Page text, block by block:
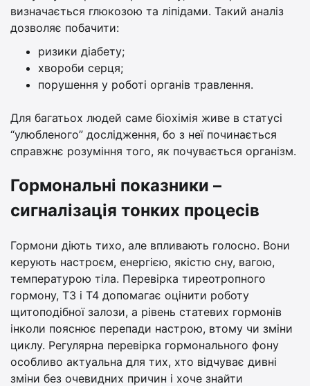
визначається глюкозою та ліпідами. Такий аналіз
дозволяє побачити:
ризики діабету;
хвороби серця;
порушення у роботі органів травлення.
Для багатьох людей саме біохімія живе в статусі
“улюбленого” дослідження, бо з неї починається
справжнє розуміння того, як почувається організм.
Гормональні показники –
сигналізація тонких процесів
Гормони діють тихо, але впливають голосно. Вони
керують настроєм, енергією, якістю сну, вагою,
температурою тіла. Перевірка тиреотропного
гормону, Т3 і Т4 допомагає оцінити роботу
щитоподібної залози, а рівень статевих гормонів
інколи пояснює перепади настрою, втому чи зміни
циклу. Регулярна перевірка гормонального фону
особливо актуальна для тих, хто відчуває дивні
зміни без очевидних причин і хоче знайти